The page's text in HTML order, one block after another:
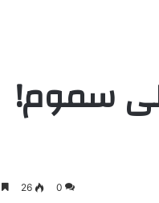
سموم!
0
26